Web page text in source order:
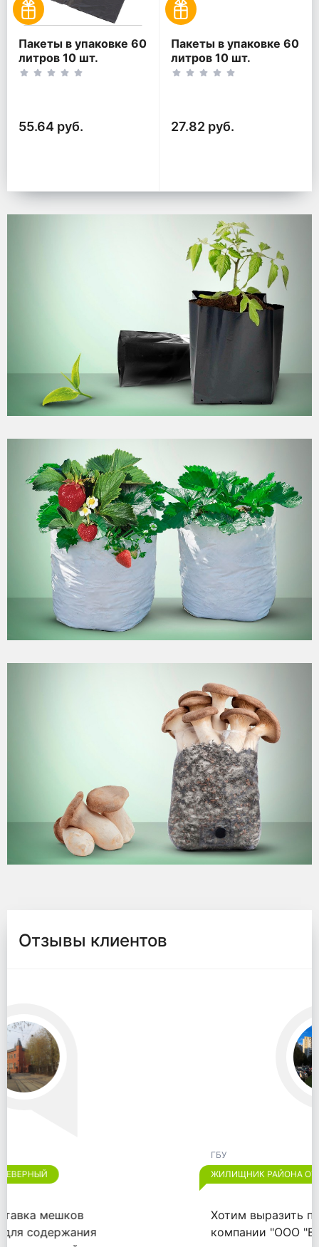
Пакеты в упаковке 60
литров 10 шт.
(10шт*2рул)
55.64 руб.
Пакеты в упаковке 60
литров 10 шт.
(10шт*1рул)
27.82 руб.
Отзывы клиентов
ЖИЛИЩНИК РАЙОНА ОТРАДНОЕ
Хотим выразить признательность
компании "ООО "ВАЙТПАК"" за